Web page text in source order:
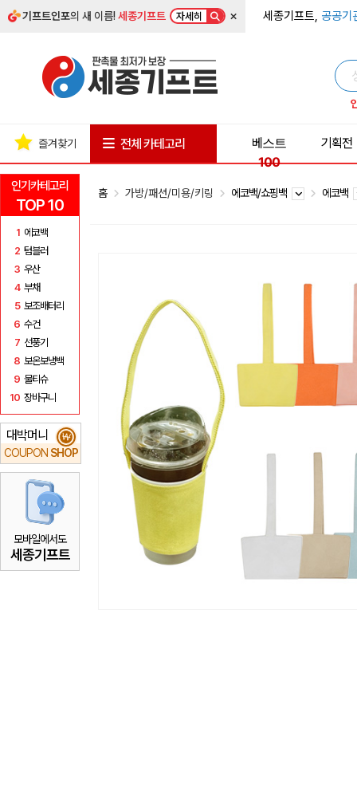
기프트인포의 새 이름!세종기프트 자세히 × 세종기프트, 공공기
인기카테고리
TOP 10
1 에코백
2 텀블러
3 우산
4 부채
5 보조배터리
6 수건
7 선풍기
8 보온보냉백
9 물티슈
10 장바구니
대박머니
COUPON SHOP
₩
모바일에서도
세종기프트
즐겨찾기 전체 카테고리
베스트
100
기획전
홈 가방/패션/미용/키링 에코백/쇼핑백 에코백